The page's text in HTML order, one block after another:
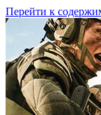
Перейти к